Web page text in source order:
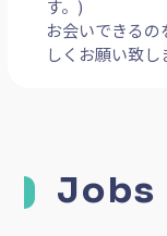
す。)
お会いできる
しくお願い致し
Jobs